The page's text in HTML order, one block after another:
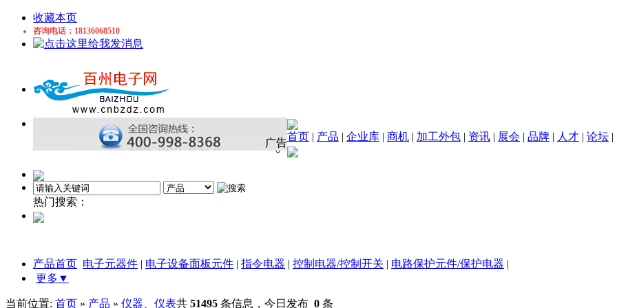
收藏本页
咨询电话：18136068510
广告
首页 | 产品 | 企业库 | 商机 | 加工外包 | 资讯 | 展会 | 品牌 | 人才 | 论坛 |
热门搜索：
产品首页 电子元器件 | 电子设备面板元件 | 指令电器 | 控制电器/控制开关 | 电路保护元件/保护电器 |
更多▼
当前位置: 首页 » 产品 » 仪器、仪表共 51495 条信息，今日发布 0 条